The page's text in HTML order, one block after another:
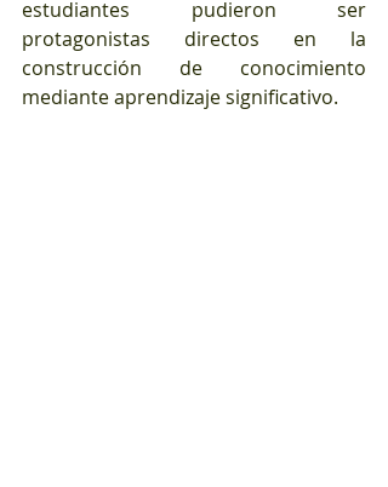
estudiantes pudieron ser
protagonistas directos en la
construcción de conocimiento
mediante aprendizaje significativo.